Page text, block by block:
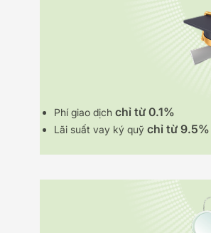
Phí giao dịch chỉ từ 0.1%
Lãi suất vay ký quỹ chỉ từ 9.5%